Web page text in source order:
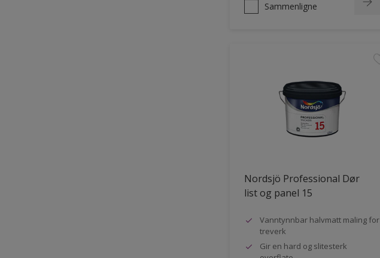
Sammenligne
Nordsjö Professional Dør
list og panel 15
Vanntynnbar halvmatt maling for
treverk
Gir en hard og slitesterk